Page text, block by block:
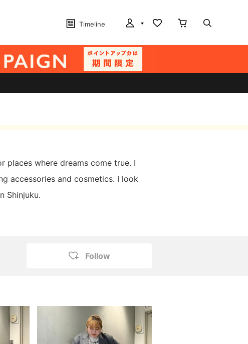
Timeline
places where dreams come true. I
accessories and cosmetics. I look
Shinjuku.
Follow